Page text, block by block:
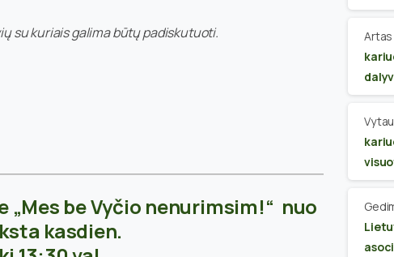
su kuriais galima būtų padiskutuoti.
be Vyčio nenurimsim!“ nuo
kasdien.
Artas